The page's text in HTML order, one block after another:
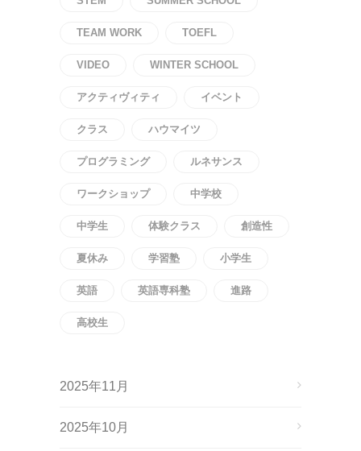
TEAM WORK TOEFL
VIDEO WINTER SCHOOL
アクティヴィティ イベント
クラス ハウマイツ
プログラミング ルネサンス
ワークショップ 中学校
中学生 体験クラス 創造性
夏休み 学習塾 小学生
英語 英語専科塾 進路
高校生
2025年11月
2025年10月